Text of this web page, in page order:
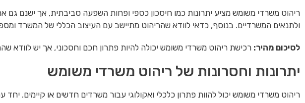
ריהוט משרדי משומש מציע יתרונות כמו חיסכון כספי ופחות השפעה סביבתית, אך ישנם גם
ולתנאים המשרדיים. בנוסף, כדאי לוודא שהריהוט מתיישב עם העיצוב הכללי של המשרד
לסיכום מהיר: רכישת ריהוט משרדי משומש יכולה להיות פתרון חכם וחסכוני, אך יש לוודא
יתרונות וחסרונות של ריהוט משרדי משומש
ריהוט משרדי משומש יכול להוות פתרון כלכלי ואקולוגי עבור משרדים חדשים או קיימים.